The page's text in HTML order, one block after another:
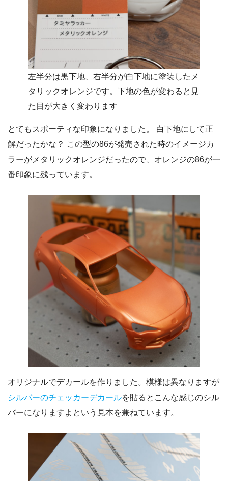
左半分は黒下地、右半分が白下地に塗装したメ
タリックオレンジです。下地の色が変わると見
た目が大きく変わります
とてもスポーティな印象になりました。 白下地にして正
解だったかな？ この型の86が発売された時のイメージカ
ラーがメタリックオレンジだったので、オレンジの86が一
番印象に残っています。
オリジナルでデカールを作りました。模様は異なりますが
シルバーのチェッカーデカールを貼るとこんな感じのシル
バーになりますよという見本を兼ねています。